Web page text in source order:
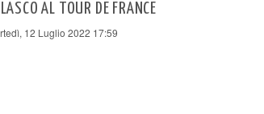
AL TOUR DE FRANCE
12 Luglio 2022 17:59